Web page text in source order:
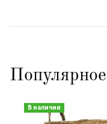
В наличии